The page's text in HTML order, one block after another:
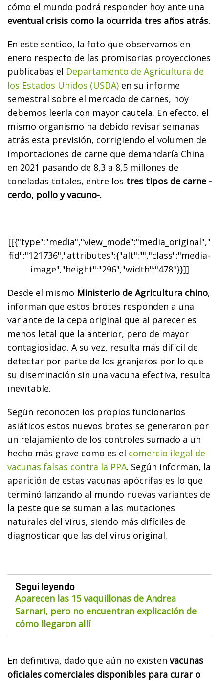
cómo el mundo podrá responder hoy ante una
eventual crisis como la ocurrida tres años atrás.
En este sentido, la foto que observamos en
enero respecto de las promisorias proyecciones
publicabas el Departamento de Agricultura de
los Estados Unidos (USDA) en su informe
semestral sobre el mercado de carnes, hoy
debemos leerla con mayor cautela. En efecto, el
mismo organismo ha debido revisar semanas
atrás esta previsión, corrigiendo el volumen de
importaciones de carne que demandaría China
en 2021 pasando de 8,3 a 8,5 millones de
toneladas totales, entre los tres tipos de carne -
cerdo, pollo y vacuno-.
[[{"type":"media","view_mode":"media_original","
fid":"121736","attributes":{"alt":"","class":"media-
image","height":"296","width":"478"}}]]
Desde el mismo Ministerio de Agricultura chino,
informan que estos brotes responden a una
variante de la cepa original que al parecer es
menos letal que la anterior, pero de mayor
contagiosidad. A su vez, resulta más difícil de
detectar por parte de los granjeros por lo que
su diseminación sin una vacuna efectiva, resulta
inevitable.
Según reconocen los propios funcionarios
asiáticos estos nuevos brotes se generaron por
un relajamiento de los controles sumado a un
hecho más grave como es el comercio ilegal de
vacunas falsas contra la PPA. Según informan, la
aparición de estas vacunas apócrifas es lo que
terminó lanzando al mundo nuevas variantes de
la peste que se suman a las mutaciones
naturales del virus, siendo más difíciles de
diagnosticar que las del virus original.
Seguí leyendo
Aparecen las 15 vaquillonas de Andrea
Sarnari, pero no encuentran explicación de
cómo llegaron allí
En definitiva, dado que aún no existen vacunas
oficiales comerciales disponibles para curar o